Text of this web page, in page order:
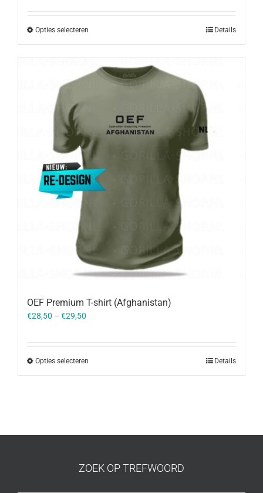
Opties selecteren Details
OEF Premium T-shirt (Afghanistan)
€28,50 – €29,50
Opties selecteren Details
ZOEK OP TREFWOORD